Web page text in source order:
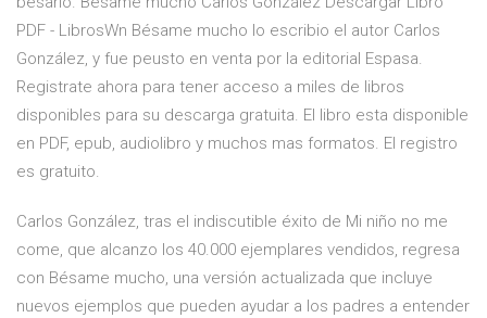
PDF - LibrosWn Bésame mucho lo escribio el autor Carlos
González, y fue peusto en venta por la editorial Espasa.
Registrate ahora para tener acceso a miles de libros
disponibles para su descarga gratuita. El libro esta disponible
en PDF, epub, audiolibro y muchos mas formatos. El registro
es gratuito.
Carlos González, tras el indiscutible éxito de Mi niño no me
come, que alcanzo los 40.000 ejemplares vendidos, regresa
con Bésame mucho, una versión actualizada que incluye
nuevos ejemplos que pueden ayudar a los padres a entender